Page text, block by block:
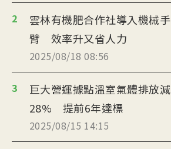
2
雲林有機肥合作社導入機械手
臂 效率升又省人力
2025/08/18 08:56
3
巨大營運據點溫室氣體排放減
28% 提前6年達標
2025/08/15 14:15